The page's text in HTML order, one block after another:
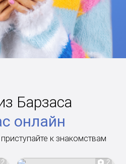
Барзаса
онлайн
к знакомствам
2 2